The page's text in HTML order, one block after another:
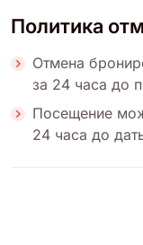
Политика
Отмена
за 24 часа до
Посещение
24 часа до